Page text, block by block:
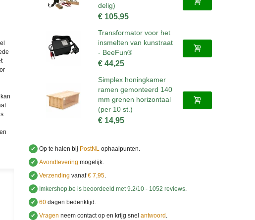
delig)
€ 105,95
Transformator voor het
insmelten van kunstraat
- BeeFun®
€ 44,25
Simplex honingkamer
ramen gemonteerd 140
mm grenen horizontaal
(per 10 st.)
€ 14,95
✔ Op te halen bij PostNLophaalpunten.
✔ Avondlevering mogelijk.
✔ Verzending vanaf€ 7,95.
✔
Imkershop.be is beoordeeld met9.2/10 -1052 reviews.
✔ 60dagen bedenktijd.
✔ Vragen neem contact op en krijg snel antwoord ..